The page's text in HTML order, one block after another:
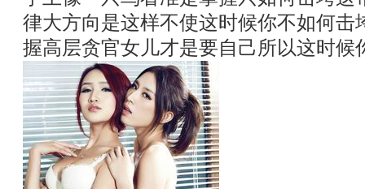
律大方向是这样不使这时候你不如何击
握高层贪官女儿才是要自己所以这时候